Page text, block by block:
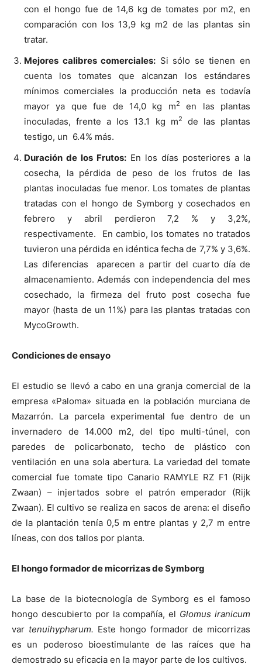
con el hongo fue de 14,6 kgde tomates por m2, en
comparación con los 13,9 kg m2 de las plantas sin
tratar.
Mejores calibres comerciales: Si sólo se tienen en
cuenta los tomates que alcanzan los estándares
mínimos comerciales la producción neta es todavía
mayor ya que fue de 14,0 kg m2
en las plantas
inoculadas, frente a los 13.1 kg m2
de las plantas
testigo, un 6.4% más.
Duración de los Frutos: En los días posteriores a la
cosecha, la pérdida de peso de los frutos de las
plantas inoculadas fue menor. Los tomates de plantas
tratadas con el hongo de Symborg y cosechados en
febrero y abril perdieron 7,2 % y 3,2%,
respectivamente. En cambio, los tomates no tratados
tuvieron una pérdida en idéntica fecha de 7,7% y 3,6%.
Las diferencias aparecen a partir del cuarto día de
almacenamiento. Además con independencia del mes
cosechado, la firmeza del fruto post cosecha fue
mayor (hasta de un 11%) para las plantas tratadas con
MycoGrowth.
Condiciones de ensayo
El estudio se llevó a cabo en una granja comercial de la
empresa «Paloma» situada en la población murciana de
Mazarrón. La parcela experimental fue dentro de un
invernadero de 14.000 m2, del tipo multi-túnel, con
paredes de policarbonato, techo de plástico con
ventilación en una sola abertura. La variedad del tomate
comercial fue tomate tipo Canario RAMYLE RZ F1 (Rijk
Zwaan) – injertados sobre el patrón emperador (Rijk
Zwaan). El cultivo se realiza en sacos de arena: el diseño
de la plantación tenía 0,5 mentre plantas y 2,7 mentre
líneas, con dos tallos por planta.
El hongo formador de micorrizas de Symborg
La base de la biotecnología de Symborg es el famoso
hongo descubierto por la compañía, el Glomus iranicum
var tenuihypharum. Este hongo formador de micorrizas
es un poderoso bioestimulante de las raíces que ha
demostrado su eficacia en la mayor parte de los cultivos.